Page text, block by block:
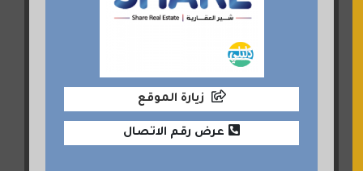
زيارة الموقع
عرض رقم الاتصال